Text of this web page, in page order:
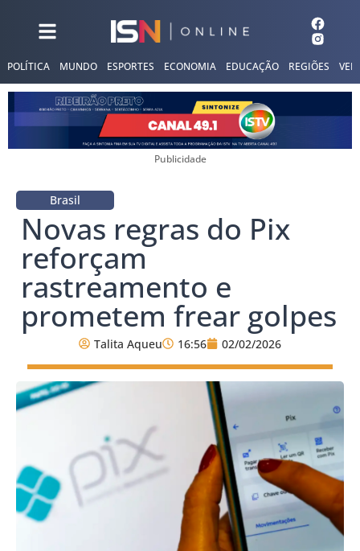
POLÍTICA MUNDO ESPORTES ECONOMIA EDUCAÇÃO REGIÕES
Publicidade
Brasil
Novas regras do Pix
reforçam
rastreamento e
prometem frear golpes
Talita Aqueu 16:56 02/02/2026